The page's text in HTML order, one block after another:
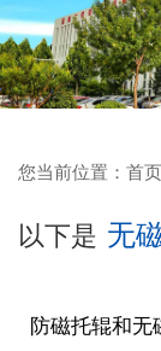
您当前位置： 首页
以下是 无
防磁托辊和无